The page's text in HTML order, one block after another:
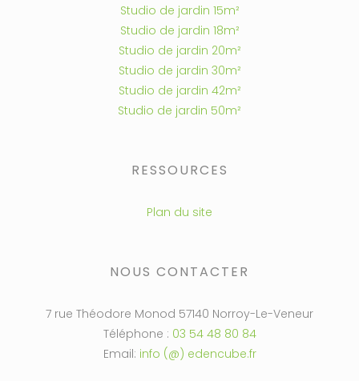
Studio de jardin 15m²
Studio de jardin 18m²
Studio de jardin 20m²
Studio de jardin 30m²
Studio de jardin 42m²
Studio de jardin 50m²
RESSOURCES
Plan du site
NOUS CONTACTER
7 rue Théodore Monod 57140 Norroy-Le-Veneur
Téléphone : 03 54 48 80 84
Email: info (@) edencube.fr